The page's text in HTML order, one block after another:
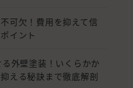
可欠！費用を抑えて信
イント
外壁塗装！いくらかか
える秘訣まで徹底解剖